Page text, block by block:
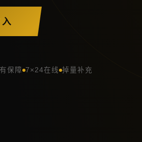
保障 7×24在线 掉量补充